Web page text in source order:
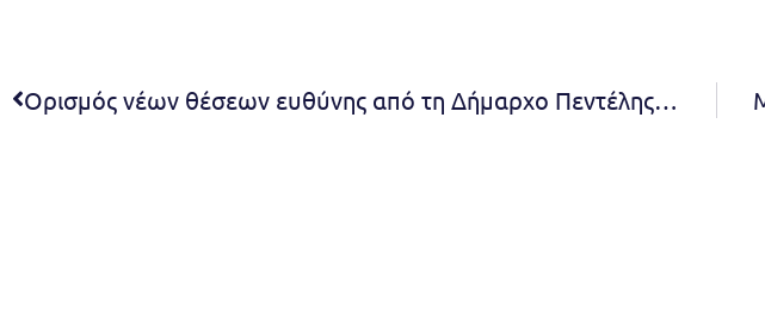
Ορισμός νέων θέσεων ευθύνης από τη Δήμαρχο Πεντέλης Δήμητρα Κεχαγιά